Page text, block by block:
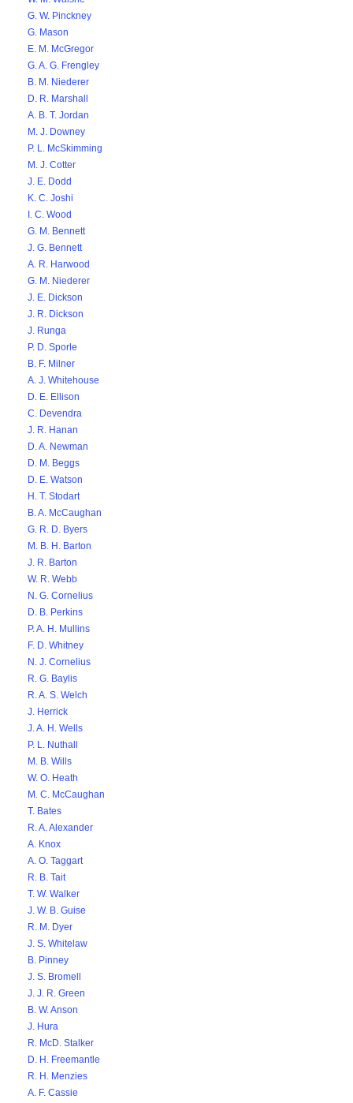
G. W. Pinckney
G. Mason
E. M. McGregor
G. A. G. Frengley
B. M. Niederer
D. R. Marshall
A. B. T. Jordan
M. J. Downey
P. L. McSkimming
M. J. Cotter
J. E. Dodd
K. C. Joshi
I. C. Wood
G. M. Bennett
J. G. Bennett
A. R. Harwood
G. M. Niederer
J. E. Dickson
J. R. Dickson
J. Runga
P. D. Sporle
B. F. Milner
A. J. Whitehouse
D. E. Ellison
C. Devendra
J. R. Hanan
D. A. Newman
D. M. Beggs
D. E. Watson
H. T. Stodart
B. A. McCaughan
G. R. D. Byers
M. B. H. Barton
J. R. Barton
W. R. Webb
N. G. Cornelius
D. B. Perkins
P. A. H. Mullins
F. D. Whitney
N. J. Cornelius
R. G. Baylis
R. A. S. Welch
J. Herrick
J. A. H. Wells
P. L. Nuthall
M. B. Wills
W. O. Heath
M. C. McCaughan
T. Bates
R. A. Alexander
A. Knox
A. O. Taggart
R. B. Tait
T. W. Walker
J. W. B. Guise
R. M. Dyer
J. S. Whitelaw
B. Pinney
J. S. Bromell
J. J. R. Green
B. W. Anson
J. Hura
R. McD. Stalker
D. H. Freemantle
R. H. Menzies
A. F. Cassie